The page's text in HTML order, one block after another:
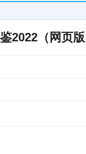
2022（网页版